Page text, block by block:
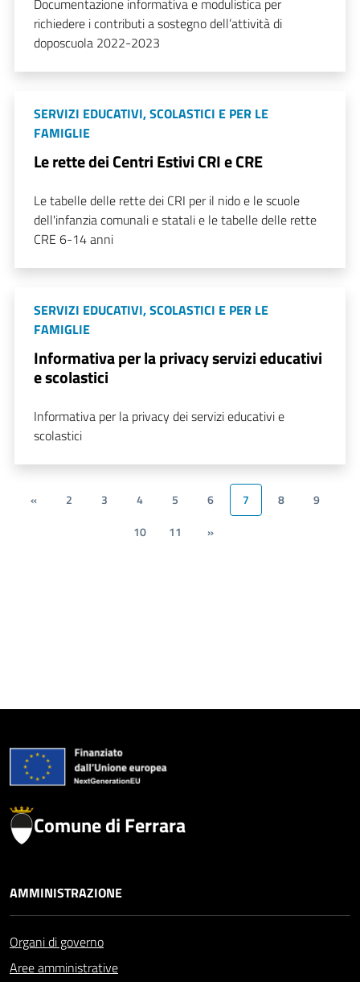
Documentazione informativa e modulistica per
richiedere i contributi a sostegno dell’attività di
doposcuola 2022-2023
SERVIZI EDUCATIVI, SCOLASTICI E PER LE
FAMIGLIE
Le rette dei Centri Estivi CRI e CRE
Le tabelle delle rette dei CRI per il nido e le scuole
dell'infanzia comunali e statali e le tabelle delle rette
CRE 6-14 anni
SERVIZI EDUCATIVI, SCOLASTICI E PER LE
FAMIGLIE
Informativa per la privacy servizi educativi
e scolastici
Informativa per la privacy dei servizi educativi e
scolastici
« 2 3 4 5 6 7 8
9
10
11 »
Comune di Ferrara
AMMINISTRAZIONE
Organi di governo
Aree amministrative